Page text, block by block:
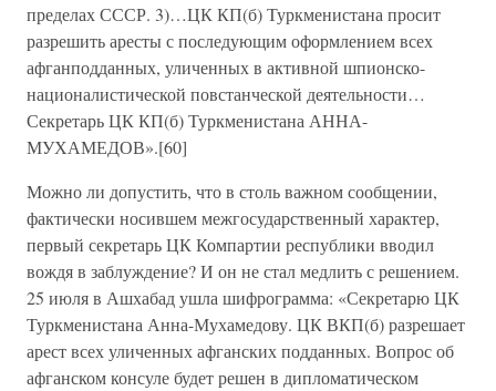
пределах СССР. 3)…ЦК КП(б) Туркменистана просит
разрешить аресты с последующим оформлением всех
афганподданных, уличенных в активной шпионско-
националистической повстанческой деятельности…
Секретарь ЦК КП(б) Туркменистана АННА-
МУХАМЕДОВ».[60]
Можно ли допустить, что в столь важном сообщении,
фактически носившем межгосударственный характер,
первый секретарь ЦК Компартии республики вводил
вождя в заблуждение? И он не стал медлить с решением.
25 июля в Ашхабад ушла шифрограмма: «Секретарю ЦК
Туркменистана Анна-Мухамедову. ЦК ВКП(б) разрешает
арест всех уличенных афганских подданных. Вопрос об
афганском консуле будет решен в дипломатическом